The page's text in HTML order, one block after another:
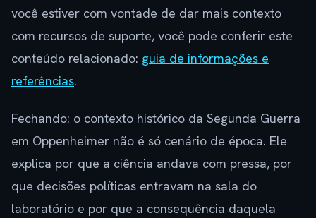
você estiver com vontade de dar mais contexto
com recursos de suporte, você pode conferir este
conteúdo relacionado: guia de informações e
referências.
Fechando: o contexto histórico da Segunda Guerra
em Oppenheimer não é só cenário de época. Ele
explica por que a ciência andava com pressa, por
que decisões políticas entravam na sala do
laboratório e por que a consequência daquela